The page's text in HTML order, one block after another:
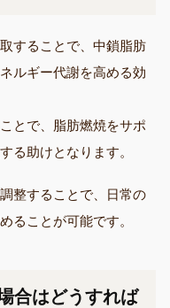
することで、中鎖脂肪
ルギー代謝を高める効
とで、脂肪燃焼をサポ
る助けとなります。
整することで、日常の
ることが可能です。
合はどうすれば